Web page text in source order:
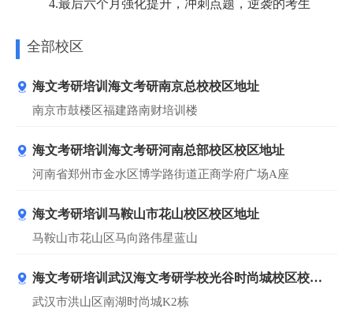
4.最后六个月强化提升，冲刺点题，逆袭的考生
全部校区
海文考研培训海文考研南京总校校区地址
南京市鼓楼区福建路南财培训楼
海文考研培训海文考研河南总部校区校区地址
河南省郑州市金水区博学路街道正商学府广场A座
海文考研培训马鞍山市花山校区校区地址
马鞍山市花山区马向路伟星蓝山
海文考研培训武汉海文考研学校光谷时尚城校区校区
地址武汉市洪山区南湖时尚城K2栋